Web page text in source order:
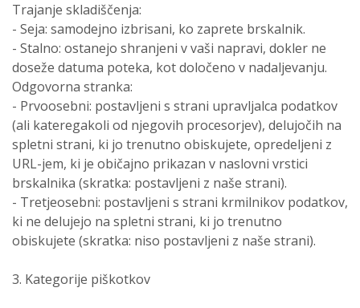
Trajanje skladiščenja:
- Seja: samodejno izbrisani, ko zaprete brskalnik.
- Stalno: ostanejo shranjeni v vaši napravi, dokler ne
doseže datuma poteka, kot določeno v nadaljevanju.
Odgovorna stranka:
- Prvoosebni: postavljeni s strani upravljalca podatkov
(ali kateregakoli od njegovih procesorjev), delujočih na
spletni strani, ki jo trenutno obiskujete, opredeljeni z
URL-jem, ki je običajno prikazan v naslovni vrstici
brskalnika (skratka: postavljeni z naše strani).
- Tretjeosebni: postavljeni s strani krmilnikov podatkov,
ki ne delujejo na spletni strani, ki jo trenutno
obiskujete (skratka: niso postavljeni z naše strani).
3. Kategorije piškotkov